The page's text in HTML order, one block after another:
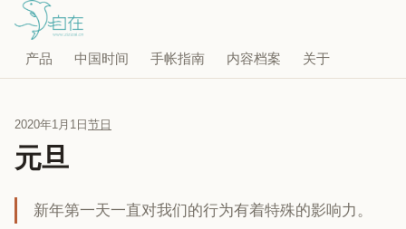
产品 中国时间 手帐指南 内容档案 关于
2020年1月1日 节日
元旦
新年第一天一直对我们的行为有着特殊的影响力。